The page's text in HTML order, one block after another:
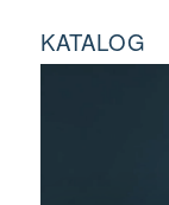
KATALOG